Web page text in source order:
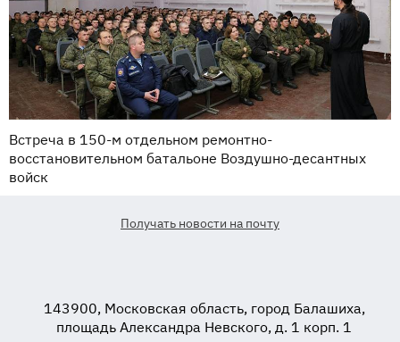
Встреча в 150-м отдельном ремонтно-
восстановительном батальоне Воздушно-десантных
войск
Получать новости на почту
143900, Московская область, город Балашиха,
площадь Александра Невского, д. 1 корп. 1